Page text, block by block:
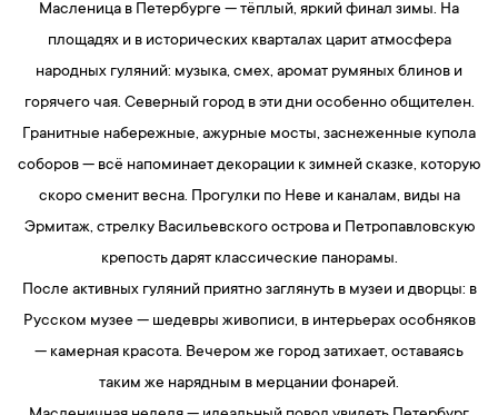
Масленица в Петербурге — тёплый, яркий финал зимы. На
площадях и в исторических кварталах царит атмосфера
народных гуляний: музыка, смех, аромат румяных блинов и
горячего чая. Северный город в эти дни особенно общителен.
Гранитные набережные, ажурные мосты, заснеженные купола
соборов — всё напоминает декорации к зимней сказке, которую
скоро сменит весна. Прогулки по Неве и каналам, виды на
Эрмитаж, стрелку Васильевского острова и Петропавловскую
крепость дарят классические панорамы.
После активных гуляний приятно заглянуть в музеи и дворцы: в
Русском музее — шедевры живописи, в интерьерах особняков
— камерная красота. Вечером же город затихает, оставаясь
таким же нарядным в мерцании фонарей.